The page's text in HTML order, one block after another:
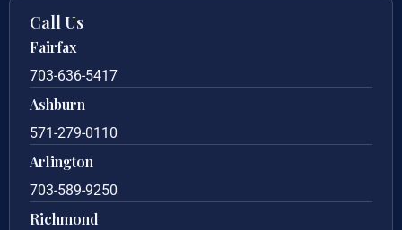
Call Us
Fairfax
703-636-5417
Ashburn
571-279-0110
Arlington
703-589-9250
Richmond